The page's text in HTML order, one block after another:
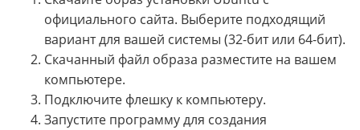
официального сайта. Выберите подходящий
вариант для вашей системы (32-бит или 64-бит).
Скачанный файл образа разместите на вашем
компьютере.
Подключите флешку к компьютеру.
Запустите программу для создания